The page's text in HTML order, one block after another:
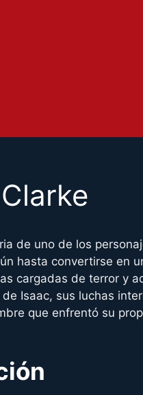
de uno de los
hasta convertirse en
cargadas de terror y
Isaac, sus luchas
que enfrentó su